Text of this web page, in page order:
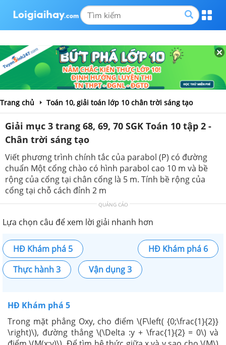
Trang chủ Toán 10, giải toán lớp 10 chân trời sáng tạo
Giải mục 3 trang 68, 69, 70 SGK Toán 10 tập 2 -
Chân trời sáng tạo
Viết phương trình chính tắc của parabol (P) có đường
chuẩn Một cổng chào có hình parabol cao 10 m và bề
rộng của cổng tại chân cổng là 5 m. Tính bề rộng của
cổng tại chỗ cách đỉnh 2 m
QUẢNG CÁO
Lựa chọn câu để xem lời giải nhanh hơn
HĐ Khám phá 5
HĐ Khám phá 6
Thực hành 3
Vận dụng 3
HĐ Khám phá 5
Trong mặt phẳng Oxy, cho điểm \(F\left( {0;\frac{1}{2}}
\right)\), đường thẳng \(\Delta :y + \frac{1}{2} = 0\) và